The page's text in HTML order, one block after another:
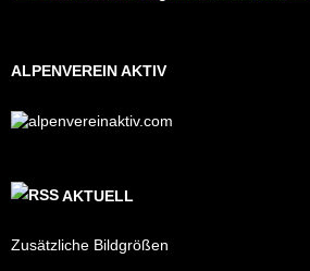
ALPENVEREIN AKTIV
AKTUELL
Zusätzliche Bildgrößen